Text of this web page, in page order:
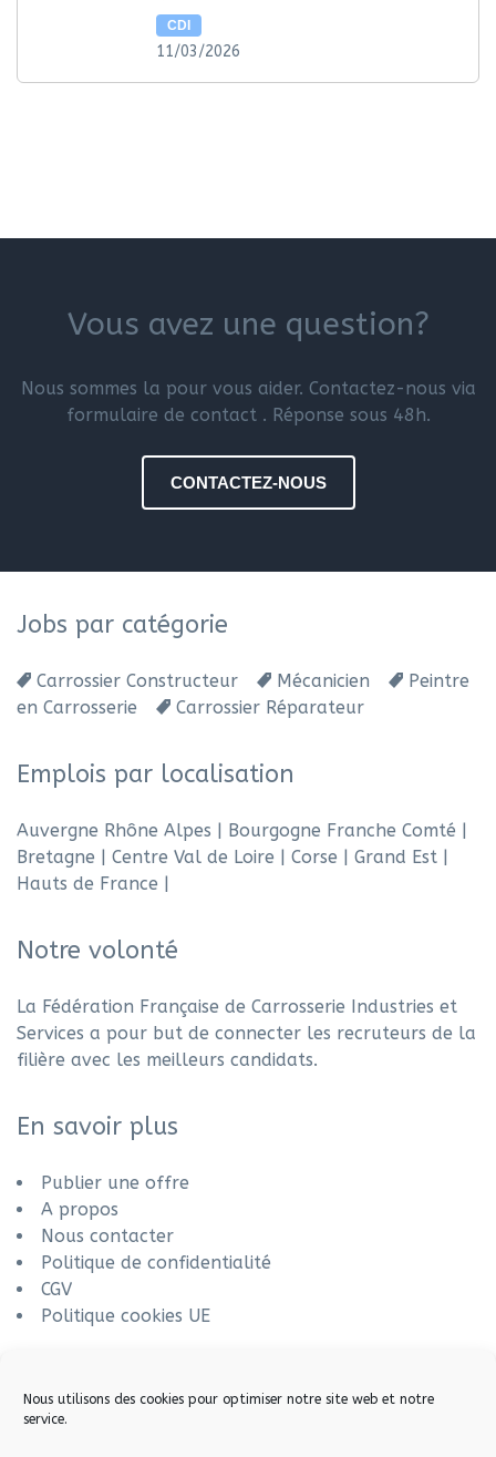
Nous utilisons des cookies pour optimiser notre site web et notre
service.
CDI
11/03/2026
Vous avez une question?
Nous sommes la pour vous aider. Contactez-nous via
formulaire de contact . Réponse sous 48h.
CONTACTEZ-NOUS
Jobs par catégorie
Carrossier Constructeur Mécanicien
Peintre
en Carrosserie
Carrossier Réparateur
Emplois par localisation
Auvergne Rhône Alpes | Bourgogne Franche Comté |
Bretagne | Centre Val de Loire | Corse | Grand Est |
Hauts de France |
Notre volonté
La Fédération Française de Carrosserie Industries et
Services a pour but de connecter les recruteurs de la
filière avec les meilleurs candidats.
En savoir plus
Publier une offre
A propos
Nous contacter
Politique de confidentialité
CGV
Politique cookies UE